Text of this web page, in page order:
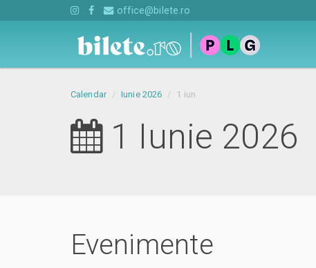
office@bilete.ro
Calendar Iunie 2026 1 iun
1 Iunie 2026
Evenimente